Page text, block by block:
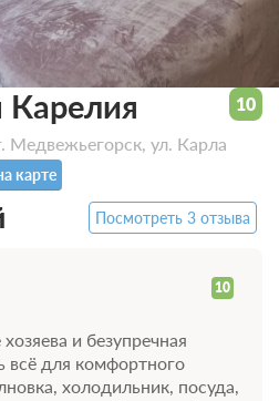
Карелия
Медвежьегорск, ул. Карла
карте
10
Посмотреть 3 отзыва
10
и безупречная
всё для комфортного
холодильник, посуда,